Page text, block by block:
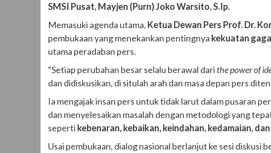
SMSI Pusat, Mayjen (Purn) Joko Warsito, S.Ip.
Memasuki agenda utama, Ketua Dewan Pers Prof. Dr.
pembukaan yang menekankan pentingnya kekuatan
utama peradaban pers.
“Setiap perubahan besar selalu berawal dari the power of
dan didiskusikan, di situlah arah dan masa depan pers
Ia mengajak insan pers untuk tidak larut dalam pusaran
dan menyelesaikan masalah dengan metodologi yang
seperti kebenaran, kebaikan, keindahan, kedamaian,
Usai pembukaan, dialog nasional berlanjut ke sesi diskusi